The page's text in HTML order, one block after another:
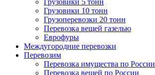
Грузовики 5 тонн
Грузовики 10 тонн
Грузоперевозки 20 тонн
Перевозка вещей газелью
Еврофуры
Междугородние перевозки
Перевозим
Перевозка имущества по России
Перевозка вещей по России